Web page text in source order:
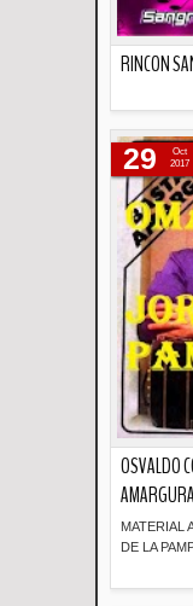
RINCON
OSVALDO
MATERIAL
DE LA
29
Oct
2017